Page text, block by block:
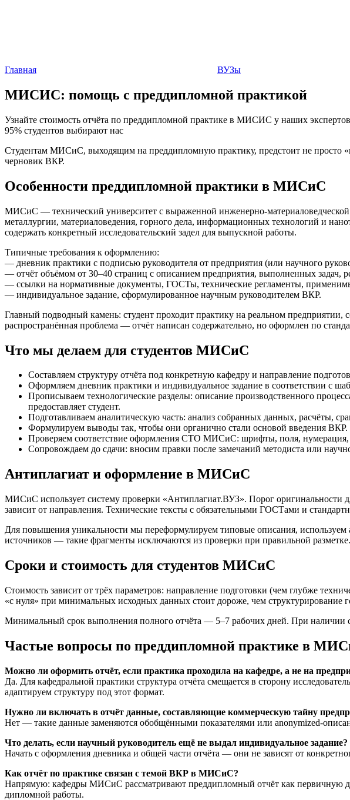
Главная ВУЗы
МИСИС: помощь с преддипломной практикой
Узнайте стоимость отчёта по преддипломной практике в МИСИС у наших
95% студентов выбирают нас
Студентам МИСиС, выходящим на преддипломную практику, предстоит не просто
черновик ВКР.
Особенности преддипломной практики в МИСиС
МИСиС — технический университет с выраженной инженерно-
металлургии, материаловедения, горного дела, информационных технологий и
содержать конкретный исследовательский задел для выпускной работы.
Типичные требования к оформлению:
— дневник практики с подписью руководителя от предприятия (или научного
— отчёт объёмом от 30–40 страниц с описанием предприятия, выполненных задач,
— ссылки на нормативные документы, ГОСТы, технические регламенты,
— индивидуальное задание, сформулированное научным руководителем ВКР.
Главный подводный камень: студент проходит практику на реальном
распространённая проблема — отчёт написан содержательно, но оформлен по
Что мы делаем для студентов МИСиС
Составляем структуру отчёта под конкретную кафедру и направление
Оформляем дневник практики и индивидуальное задание в соответствии с
Прописываем технологические разделы: описание производственного
предоставляет студент.
Подготавливаем аналитическую часть: анализ собранных данных, расчёты,
Формулируем выводы так, чтобы они органично стали основой введения ВКР.
Проверяем соответствие оформления СТО МИСиС: шрифты, поля, нумерация,
Сопровождаем до сдачи: вносим правки после замечаний методиста или
Антиплагиат и оформление в МИСиС
МИСиС использует систему проверки «Антиплагиат.ВУЗ». Порог оригинальности
зависит от направления. Технические тексты с обязательными ГОСТами и
Для повышения уникальности мы переформулируем типовые описания,
источников — такие фрагменты исключаются из проверки при правильной разметке.
Сроки и стоимость для студентов МИСиС
Стоимость зависит от трёх параметров: направление подготовки (чем глубже
«с нуля» при минимальных исходных данных стоит дороже, чем структурирование
Минимальный срок выполнения полного отчёта — 5–7 рабочих дней. При наличии
Частые вопросы по преддипломной практике в
Можно ли оформить отчёт, если практика проходила на кафедре, а не на
Да. Для кафедральной практики структура отчёта смещается в сторону
адаптируем структуру под этот формат.
Нужно ли включать в отчёт данные, составляющие коммерческую тайну
Нет — такие данные заменяются обобщёнными показателями или anonymized-
Что делать, если научный руководитель ещё не выдал индивидуальное задание?
Начать с оформления дневника и общей части отчёта — они не зависят от
Как отчёт по практике связан с темой ВКР в МИСиС?
Напрямую: кафедры МИСиС рассматривают преддипломный отчёт как первичную
дипломной работы.